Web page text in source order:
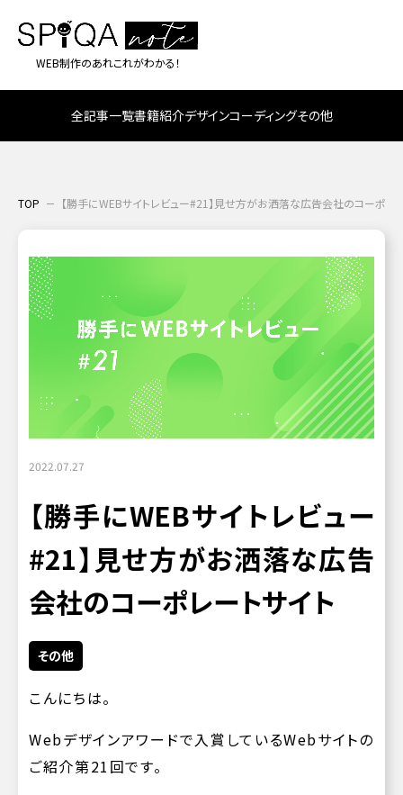
WEB制作のあれこれがわかる！
全記事一覧書籍紹介デザインコーディングその他
TOP 【勝手にWEBサイトレビュー#21】見せ方がお洒落な広告会社のコーポレ
2022.07.27
【勝手にWEBサイトレビュー
#21】見せ方がお洒落な広告
会社のコーポレートサイト
その他
こんにちは。
Webデザインアワードで入賞しているWebサイトの
ご紹介第21回です。